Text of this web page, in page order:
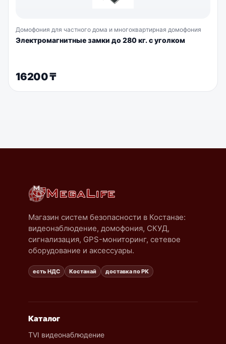
Домофония для частного дома и многоквартирная домофония
Электромагнитные замки до 280 кг. с уголком
16200₸
Магазин систем безопасности в Костанае:
видеонаблюдение, домофония, СКУД,
сигнализация, GPS-мониторинг, сетевое
оборудование и аксессуары.
есть НДС Костанай доставка по РК
Каталог
TVI видеонаблюдение